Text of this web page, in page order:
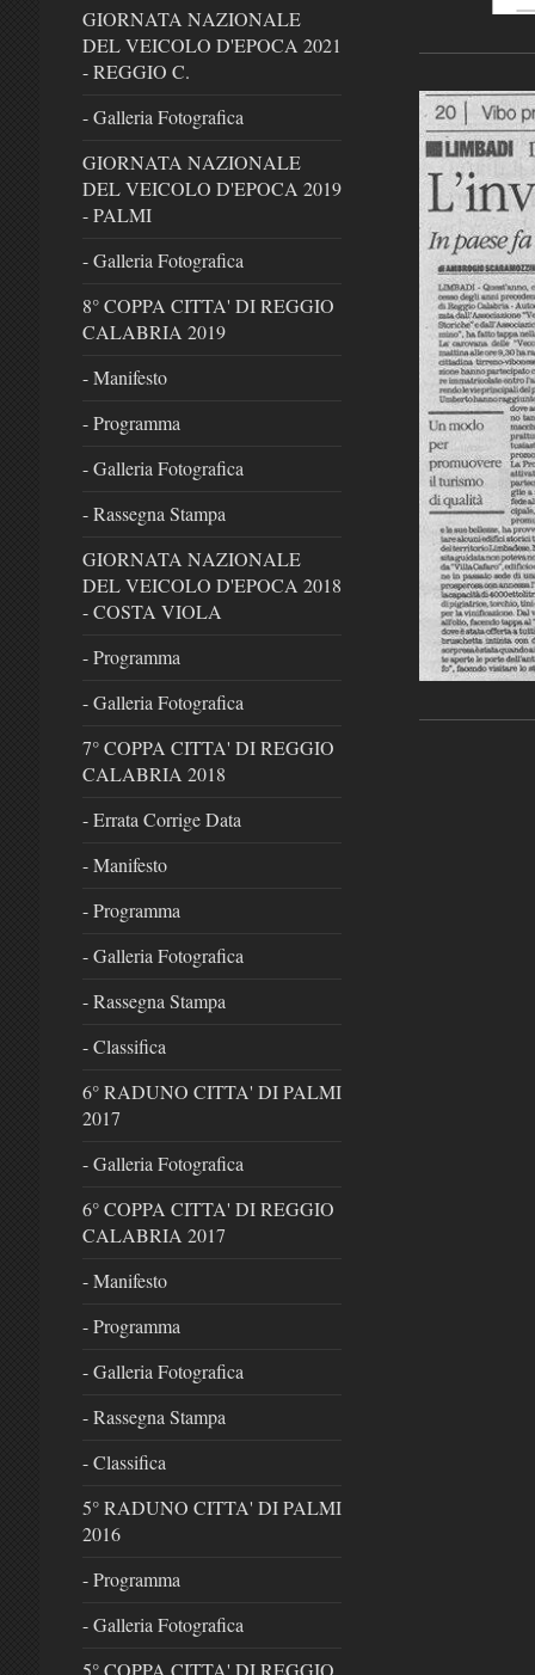
GIORNATA NAZIONALE
DEL VEICOLO D'EPOCA 2021
- REGGIO C.
- Galleria Fotografica
GIORNATA NAZIONALE
DEL VEICOLO D'EPOCA 2019
- PALMI
- Galleria Fotografica
8° COPPA CITTA' DI REGGIO
CALABRIA 2019
- Manifesto
- Programma
- Galleria Fotografica
- Rassegna Stampa
GIORNATA NAZIONALE
DEL VEICOLO D'EPOCA 2018
- COSTA VIOLA
- Programma
- Galleria Fotografica
7° COPPA CITTA' DI REGGIO
CALABRIA 2018
- Errata Corrige Data
- Manifesto
- Programma
- Galleria Fotografica
- Rassegna Stampa
- Classifica
6° RADUNO CITTA' DI PALMI
2017
- Galleria Fotografica
6° COPPA CITTA' DI REGGIO
CALABRIA 2017
- Manifesto
- Programma
- Galleria Fotografica
- Rassegna Stampa
- Classifica
5° RADUNO CITTA' DI PALMI
2016
- Programma
- Galleria Fotografica
5° COPPA CITTA' DI REGGIO